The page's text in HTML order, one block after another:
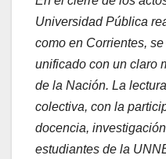
Universidad Pública
como en Corrientes,
unificado con un claro
de la Nación. La
colectiva, con la
docencia,
estudiantes de la